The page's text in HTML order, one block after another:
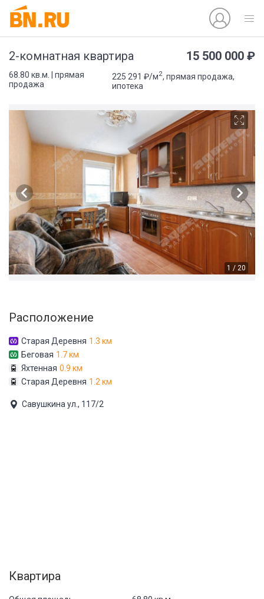
2-комнатная квартира 15 500 000 ₽
68.80 кв.м. | прямая
продажа
225 291 ₽/м2, прямая продажа,
ипотека
1 / 20
Расположение
Старая Деревня 1.3 км
Беговая 1.7 км
Яхтенная 0.9 км
Старая Деревня 1.2 км
Савушкина ул., 117/2
Квартира